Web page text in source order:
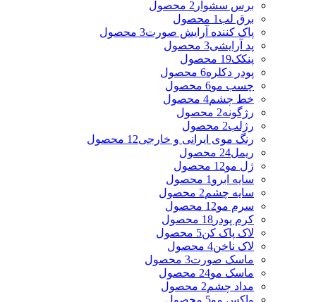
برس سشوار 2 محصول
برق لب 1 محصول
پاک کننده آرایش صورت3 محصول
پد آرایشی3 محصول
پنکک19 محصول
پودر دکلره6 محصول
چسب مو6 محصول
خط چشم4 محصول
رژگونه2 محصول
رژلب2 محصول
رنگ موی ایرانی و خارجی12 محصول
ریمل24 محصول
ژل مو12 محصول
سایه ابرو 1 محصول
سایه چشم2 محصول
سرم مو12 محصول
کرم پودر 18 محصول
لاک پاک کن5 محصول
لاک ناخن4 محصول
ماسک صورت3 محصول
ماسک مو24 محصول
مداد چشم2 محصول
واکس مو5 محصول